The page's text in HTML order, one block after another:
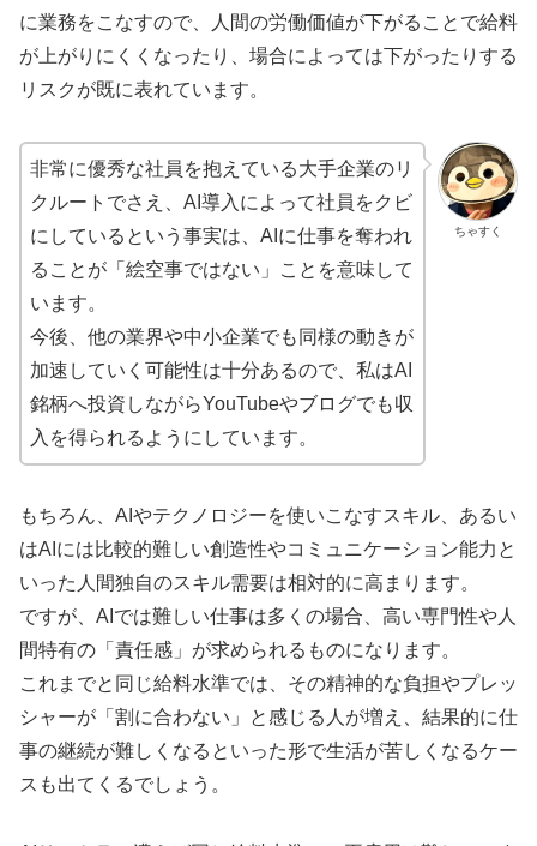
に業務をこなすので、人間の労働価値が下がることで給料
が上がりにくくなったり、場合によっては下がったりする
リスクが既に表れています。
ちゃすく
非常に優秀な社員を抱えている大手企業のリ
クルートでさえ、AI導入によって社員をクビ
にしているという事実は、AIに仕事を奪われ
ることが「絵空事ではない」ことを意味して
います。
今後、他の業界や中小企業でも同様の動きが
加速していく可能性は十分あるので、私はAI
銘柄へ投資しながらYouTubeやブログでも収
入を得られるようにしています。
もちろん、AIやテクノロジーを使いこなすスキル、あるい
はAIには比較的難しい創造性やコミュニケーション能力と
いった人間独自のスキル需要は相対的に高まります。
ですが、AIでは難しい仕事は多くの場合、高い専門性や人
間特有の「責任感」が求められるものになります。
これまでと同じ給料水準では、その精神的な負担やプレッ
シャーが「割に合わない」と感じる人が増え、結果的に仕
事の継続が難しくなるといった形で生活が苦しくなるケー
スも出てくるでしょう。